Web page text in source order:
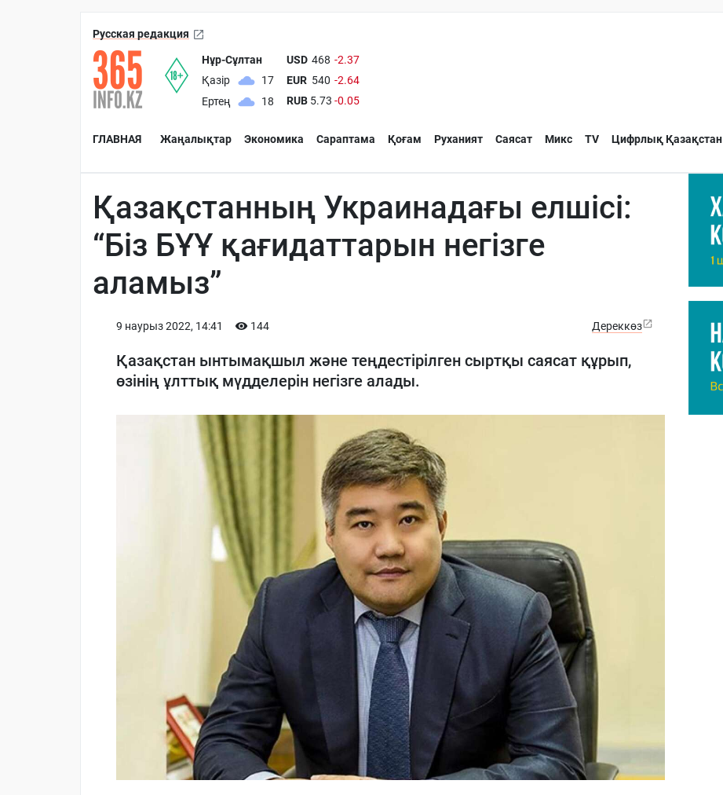
Русская редакция
Нұр-Сұлтан
Қазір
17
Ертең
18
USD 468 -2.37
EUR 540 -2.64
RUB 5.73 -0.05
ГЛАВНАЯ Жаңалықтар Экономика Сараптама Қоғам Руханият Саясат Микс TV Цифрлық Қазақстан
Қазақстанның Украинадағы елшісі:
“Біз БҰҰ қағидаттарын негізге
аламыз”
9 наурыз 2022, 14:41 144 Дереккөз
Қазақстан ынтымақшыл және теңдестірілген сыртқы саясат құрып,
өзінің ұлттық мүдделерін негізге алады.